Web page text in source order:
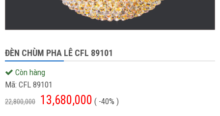
ĐÈN CHÙM PHA LÊ CFL 89101
Còn hàng
Mã: CFL 89101
22,800,000 13,680,000 ( -40% )